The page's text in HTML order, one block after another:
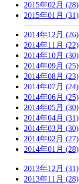
2015年02月 (28)
2015年01月 (31)
2014年12月 (26)
2014年11月 (22)
2014年10月 (30)
2014年09月 (25)
2014年08月 (23)
2014年07月 (24)
2014年06月 (25)
2014年05月 (30)
2014年04月 (31)
2014年03月 (30)
2014年02月 (27)
2014年01月 (28)
2013年12月 (31)
2013年11月 (28)